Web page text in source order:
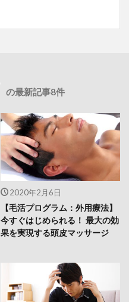
の最新記事8件
2020年2月6日
【毛活プログラム：外用療法】
今すぐはじめられる！ 最大の効
果を実現する頭皮マッサージ